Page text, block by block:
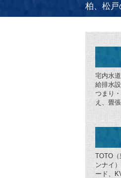
柏、松
宅内水
給排水
つまり
え、畳
TOTO（
ンナイ
ード、